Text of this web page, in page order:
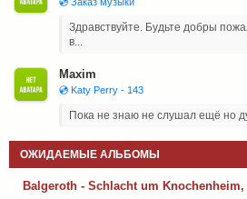
Здравствуйте. Будьте добры
в...
Maxim
💿 Katy Perry - 143
Пока не знаю не слушал ещё но
ОЖИДАЕМЫЕ АЛЬБОМЫ
Balgeroth - Schlacht um Knochenheim,